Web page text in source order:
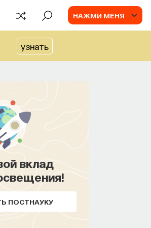
НАЖМИ МЕНЯ
узнать
вклад
ПОСТНАУКУ
материал?